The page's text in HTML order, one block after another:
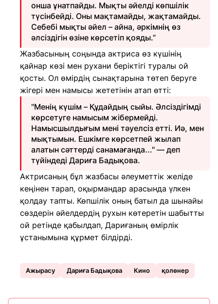
онша ұнатпайды. Мықты әйелді көпшілік
түсінбейді. Оны мақтамайды, жақтамайды.
Себебі мықты әйел – айна, әркімнің өз
әлсіздігін өзіне көрсетіп қояды.”
Жазбасының соңында актриса өз күшінің
қайнар көзі мен рухани беріктігі туралы ой
қосты. Ол өмірдің сынақтарына төтеп беруге
жігері мен намысы жететінін атап өтті:
"Менің күшім – Құдайдың сыйы. Әлсіздігімді
көрсетуге намысым жібермейді.
Намысшылдығым мені тәуелсіз етті. Иә, мен
мықтымын. Ешкімге көрсетпей жылап
алатын сәттерді санамағанда..." — деп
түйіндеді Дариға Бадықова.
Актрисаның бұл жазбасы әлеуметтік желіде
кеңінен тарап, оқырмандар арасында үлкен
қолдау тапты. Көпшілік оның батыл да шынайы
сөздерін әйелдердің рухын көтеретін шабытты
ой ретінде қабылдап, Дариғаның өмірлік
ұстанымына құрмет білдірді.
Ажырасу Дариға Бадықова Кино қолөнер